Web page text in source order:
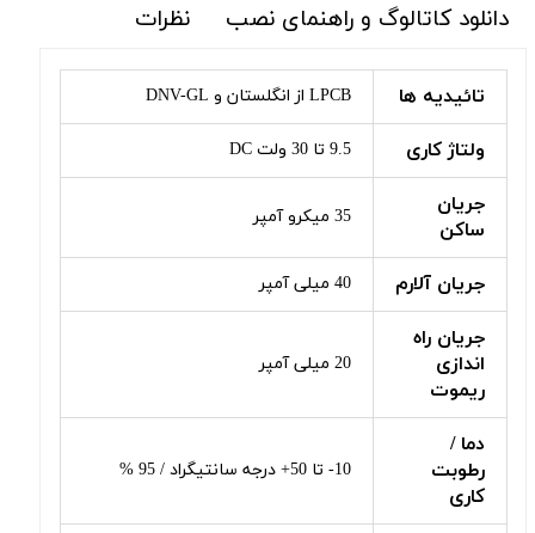
دانلود کاتالوگ و راهنمای نصب
نظرات
تائیدیه ها LPCB از انگلستان و DNV-GL
ولتاژ کاری 9.5 تا 30 ولت DC
جریان
ساکن
35 میکرو آمپر
جریان آلارم 40 میلی آمپر
جریان راه
اندازی
ریموت
20 میلی آمپر
دما /
رطوبت
کاری
10- تا 50+ درجه سانتیگراد / 95 %